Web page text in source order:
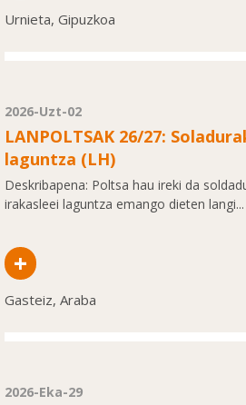
Urnieta, Gipuzkoa
2026-Uzt-02
LANPOLTSAK 26/27:
laguntza (LH)
Deskribapena: Poltsa hau ireki da
irakasleei laguntza emango dieten langi...
+
Gasteiz, Araba
2026-Eka-29